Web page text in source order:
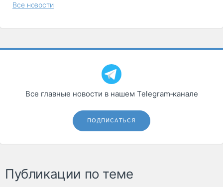
Все новости
Все главные новости в нашем Telegram‑канале
ПОДПИСАТЬСЯ
Публикации по теме